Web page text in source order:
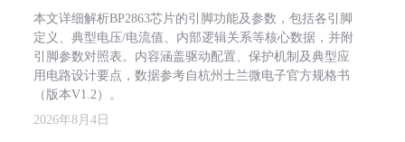
本文详细解析BP2863芯片的引脚功能及参数，包括各引脚
定义、典型电压/电流值、内部逻辑关系等核心数据，并附
引脚参数对照表。内容涵盖驱动配置、保护机制及典型应
用电路设计要点，数据参考自杭州士兰微电子官方规格书
（版本V1.2）。
2026年8月4日